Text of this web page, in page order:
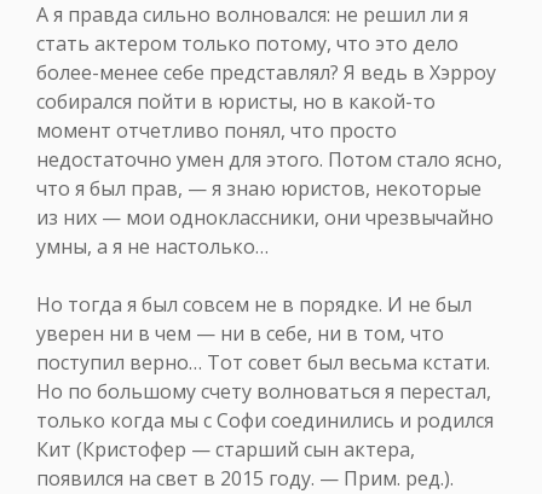
А я правда сильно волновался: не решил ли я
стать актером только потому, что это дело
более-менее себе представлял? Я ведь в Хэрроу
собирался пойти в юристы, но в какой-то
момент отчетливо понял, что просто
недостаточно умен для этого. Потом стало ясно,
что я был прав, — я знаю юристов, некоторые
из них — мои одноклассники, они чрезвычайно
умны, а я не настолько…
Но тогда я был совсем не в порядке. И не был
уверен ни в чем — ни в себе, ни в том, что
поступил верно… Тот совет был весьма кстати.
Но по большому счету волноваться я перестал,
только когда мы с Софи соединились и родился
Кит (Кристофер — старший сын актера,
появился на свет в 2015 году. — Прим. ред.).